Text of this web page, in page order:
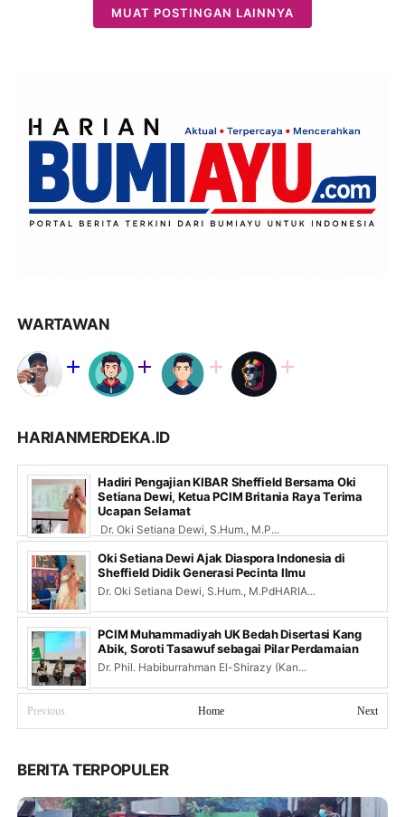
MUAT POSTINGAN LAINNYA
WARTAWAN
HARIANMERDEKA.ID
Hadiri Pengajian KIBAR Sheffield Bersama Oki
Setiana Dewi, Ketua PCIM Britania Raya Terima
Ucapan Selamat
Dr. Oki Setiana Dewi, S.Hum., M.P...
Oki Setiana Dewi Ajak Diaspora Indonesia di
Sheffield Didik Generasi Pecinta Ilmu
Dr. Oki Setiana Dewi, S.Hum., M.PdHARIA...
PCIM Muhammadiyah UK Bedah Disertasi Kang
Abik, Soroti Tasawuf sebagai Pilar Perdamaian
Dr. Phil. Habiburrahman El-Shirazy (Kan...
Previous Next
Home
BERITA TERPOPULER